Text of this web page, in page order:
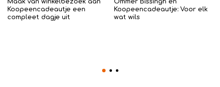
Maak van winkelbezoek aan
Koopeencadeautje een
compleet dagje uit
Ommer Bissingh en
Koopeencadeautje: Voor elk
wat wils